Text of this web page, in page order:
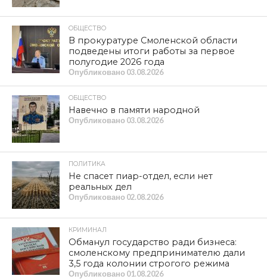
ОБЩЕСТВО
В прокуратуре Смоленской области
подведены итоги работы за первое
полугодие 2026 года
Опубликовано 03.08.2026
ОБЩЕСТВО
Навечно в памяти народной
Опубликовано 03.08.2026
ПОЛИТИКА
Не спасет пиар-отдел, если нет
реальных дел
Опубликовано 02.08.2026
КРИМИНАЛ
Обманул государство ради бизнеса:
смоленскому предпринимателю дали
3,5 года колонии строгого режима
Опубликовано 01.08.2026